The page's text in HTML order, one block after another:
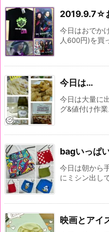
2019.9.7☆
今日はおでか
人600円)を買
今日は…
今日は大量に
グ&値付け作
bagいっぱ
今日は朝から
にミシン出し
映画とアイ